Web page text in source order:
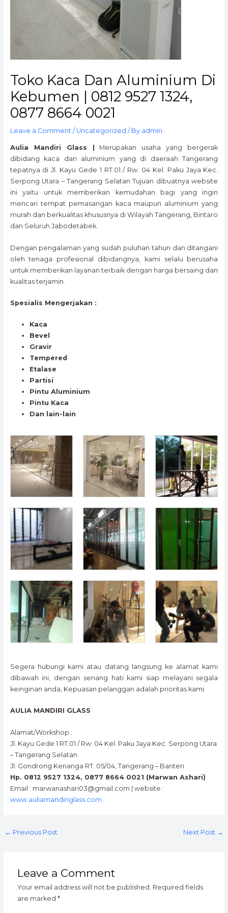
Toko Kaca Dan Aluminium Di
Kebumen | 0812 9527 1324,
0877 8664 0021
Leave a Comment / Uncategorized / By admin
Aulia Mandiri Glass |
Merupakan usaha yang bergerak
dibidang kaca dan aluminium yang di daeraah Tangerang
tepatnya di Jl. Kayu Gede 1 RT.01 / Rw. 04 Kel. Paku Jaya Kec.
Serpong Utara – Tangerang Selatan Tujuan dibuatnya website
ini yaitu untuk memberikan kemudahan bagi yang ingin
mencari tempat pemasangan kaca maupun aluminium yang
murah dan berkualitas khususnya di Wilayah Tangerang, Bintaro
dan Seluruh Jabodetabek.
Dengan pengalaman yang sudah puluhan tahun dan ditangani
oleh tenaga profesional dibidangnya, kami selalu berusaha
untuk memberikan layanan terbaik dengan harga bersaing dan
kualitas terjamin.
Spesialis Mengerjakan :
Kaca
Bevel
Gravir
Tempered
Etalase
Partisi
Pintu Aluminium
Pintu Kaca
Dan lain-lain
Segera hubungi kami atau datang langsung ke alamat kami
dibawah ini, dengan senang hati kami siap melayani segala
keinginan anda, Kepuasan pelanggan adalah prioritas kami.
AULIA MANDIRI GLASS
Alamat/Workshop :
Jl. Kayu Gede 1 RT.01 / Rw. 04 Kel. Paku Jaya Kec. Serpong Utara
– Tangerang Selatan
Jl. Gondrong Kenanga RT. 05/04, Tangerang – Banten
Hp. 0812 9527 1324, 0877 8664 0021 (Marwan Ashari)
Email : marwanashari03@gmail.com | website :
www.auliamandiriglass.com
← Previous Post Next Post →
Leave a Comment
Your email address will not be published. Required fields
are marked*